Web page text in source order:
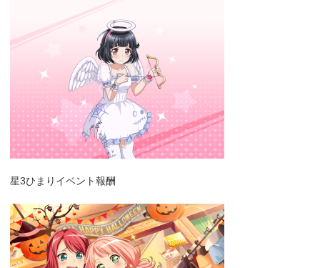
星3ひまりイベント報酬